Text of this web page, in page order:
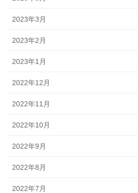
2023年3月
2023年2月
2023年1月
2022年12月
2022年11月
2022年10月
2022年9月
2022年8月
2022年7月